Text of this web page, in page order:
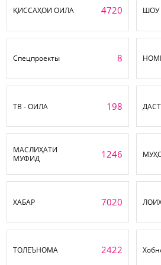
ҚИССАҲОИ ОИЛА 4720 ШОУ
Спецпроекты 8
ТВ - ОИЛА 198
МАСЛИҲАТИ
МУФИД
1246
ХАБАР 7020
ТОЛЕЪНОМА 2422